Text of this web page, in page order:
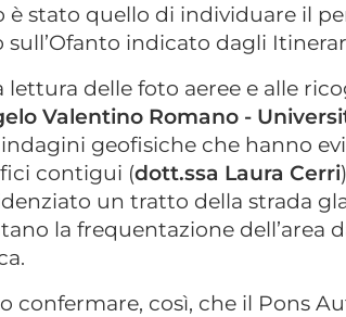
è stato quello di individuare il
sull’Ofanto indicato dagli
lettura delle foto aeree e alle
Valentino Romano -
geofisiche che hanno
contigui (dott.ssa Laura Cerri
un tratto della strada
la frequentazione dell’area
confermare, così, che il Pons